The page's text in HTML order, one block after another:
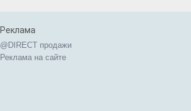
Реклама
@DIRECT продажи
Реклама на сайте